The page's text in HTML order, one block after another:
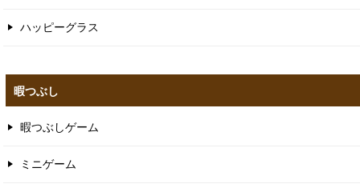
ハッピーグラス
暇つぶし
暇つぶしゲーム
ミニゲーム